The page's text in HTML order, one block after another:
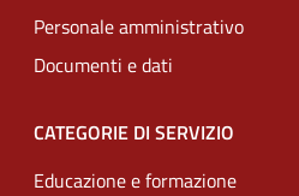
Personale amministrativo
Documenti e dati
CATEGORIE DI SERVIZIO
Educazione e formazione